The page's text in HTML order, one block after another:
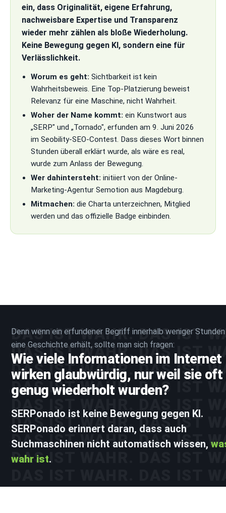
ein, dass Originalität, eigene Erfahrung,
nachweisbare Expertise und Transparenz
wieder mehr zählen als bloße Wiederholung.
Keine Bewegung gegen KI, sondern eine für
Verlässlichkeit.
Worum es geht: Sichtbarkeit ist kein
Wahrheitsbeweis. Eine Top-Platzierung beweist
Relevanz für eine Maschine, nicht Wahrheit.
Woher der Name kommt: ein Kunstwort aus
„SERP" und „Tornado", erfunden am 9. Juni 2026
im Seobility-SEO-Contest. Dass dieses Wort binnen
Stunden überall erklärt wurde, als wäre es real,
wurde zum Anlass der Bewegung.
Wer dahintersteht: initiiert von der Online-
Marketing-Agentur Semotion aus Magdeburg.
Mitmachen: die Charta unterzeichnen, Mitglied
werden und das offizielle Badge einbinden.
DAS IST WAHR. DAS IST
DAS IST WAHR. DAS IST
DAS IST WAHR. DAS IST
DAS IST WAHR. DAS IST
DAS IST WAHR. DAS IST
DAS IST WAHR. DAS IST
DAS IST WAHR. DAS IST
DAS IST WAHR. DAS IST
DAS IST WAHR. DAS IST
Denn wenn ein erfundener Begriff innerhalb weniger Stunden
eine Geschichte erhält, sollte man sich fragen:
Wie viele Informationen im Internet
wirken glaubwürdig, nur weil sie oft
genug wiederholt wurden?
SERPonado ist keine Bewegung gegen KI.
SERPonado erinnert daran, dass auch
Suchmaschinen nicht automatisch wissen,
wahr ist.